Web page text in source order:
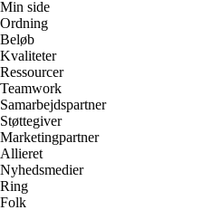
Min side
Ordning
Beløb
Kvaliteter
Ressourcer
Teamwork
Samarbejdspartner
Støttegiver
Marketingpartner
Allieret
Nyhedsmedier
Ring
Folk